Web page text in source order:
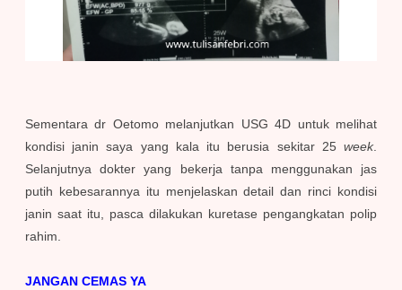
Sementara dr Oetomo melanjutkan USG 4D untuk melihat
kondisi janin saya yang kala itu berusia sekitar 25 week.
Selanjutnya dokter yang bekerja tanpa menggunakan jas
putih kebesarannya itu menjelaskan detail dan rinci kondisi
janin saat itu, pasca dilakukan kuretase pengangkatan polip
rahim.
JANGAN CEMAS YA